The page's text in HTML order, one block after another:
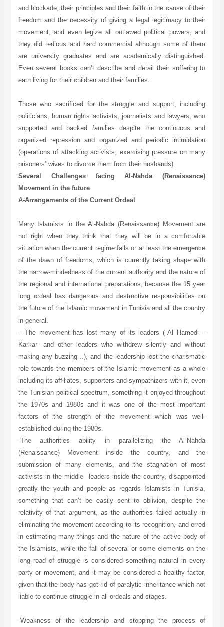
and blockade, their principles and their faith in the cause of their
freedom and the necessity of giving a legal legitimacy to their
movement, and even legize all outlawed political powers, and
they did tedious and hard commercial although some of them
are university graduates and are academically distinguished.
Even several books can’t describe and detail their suffering to
earn living for their children and their families.
Those who sacrificed for the struggle and support, including
politicians, human rights activists, journalists and lawyers, who
supported and backed families despite the continuous and
organized repression and organized and periodic intimidation
(operations of attacking activists, exercising pressure on many
prisoners’ wives to divorce them from their husbands)
Several Challenges facing Al-Nahda (Renaissance)
Movement in the future
A-Arrangements of the Current Ordeal
Many Islamists in the Al-Nahda (Renaissance) Movement are
not right when they think that they will be in a comfortable
situation when the current regime falls or at least the emergence
of the dawn of freedoms, which is currently taking shape with
the narrow-mindedness of the current authority and the nature of
the regional and international preparations, because the 15 year
long ordeal has dangerous and destructive responsibilities on
the future of the Islamic movement in Tunisia and all the country
in general.
– The movement has lost many of its leaders ( Al Hamedi –
Karkar- and other leaders who withdrew silently and without
making any buzzing ..), and the leadership lost the charismatic
role towards the members of the Islamic movement as a whole
including its affiliates, supporters and sympathizers with it, even
the Tunisian political spectrum, something it enjoyed throughout
the 1970s and 1980s and it was one of the most important
factors of the strength of the movement which was well-
established during the 1980s.
-The authorities ability in parallelizing the Al-Nahda
(Renaissance) Movement inside the country, and the
submission of many elements, and the stagnation of most
activists in the middle leaders inside the country, disappointed
greatly the youth and people as regards Islamists in Tunisia,
something that can’t be easily sent to oblivion, despite the
relativity of that argument, as the authorities failed actually in
eliminating the movement according to its recognition, and erred
in estimating many things and the nature of the active body of
the Islamists, while the fall of several or some elements on the
long road of struggle is considered something natural in every
party or movement, and it may be considered a healthy factor,
given that the body has got rid of paralytic inheritance which not
liable to continue struggle in all ordeals and stages.
-Weakness of the leadership and stopping the process of